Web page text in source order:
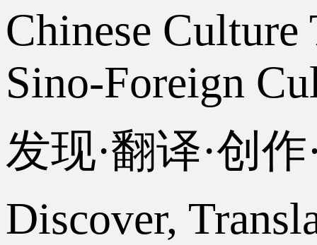
Chinese
Sino-Foreign
发现·翻译·创
Discover,